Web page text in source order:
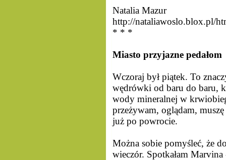
Natalia Mazur
http://nataliawoslo.blox.pl/
* * *
Miasto przyjazne pedałom
Wczoraj był piątek. To
wędrówki od baru do baru,
wody mineralnej w
przeżywam, oglądam, muszę
już po powrocie.
Można sobie pomyśleć, że
wieczór. Spotkałam